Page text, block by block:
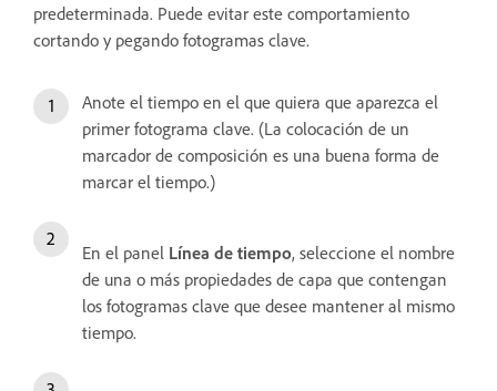
predeterminada. Puede evitar este comportamiento
cortando y pegando fotogramas clave.
Anote el tiempo en el que quiera que aparezca el
primer fotograma clave. (La colocación de un
marcador de composición es una buena forma de
marcar el tiempo.)
En el panel Línea de tiempo, seleccione el nombre
de una o más propiedades de capa que contengan
los fotogramas clave que desee mantener al mismo
tiempo.